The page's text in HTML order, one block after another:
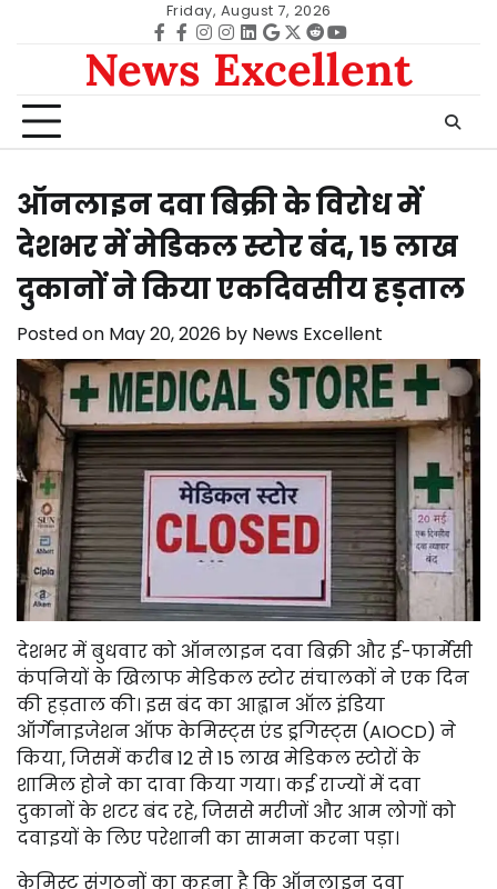
Friday, August 7, 2026
Facebook
facebook
Instagram
instagram
Linkedin
google
Twitter
redditYoutube
News Excellent
ऑनलाइन दवा बिक्री के विरोध में
देशभर में मेडिकल स्टोर बंद, 15 लाख
दुकानों ने किया एकदिवसीय हड़ताल
Posted on May 20, 2026 by News Excellent
देशभर में बुधवार को ऑनलाइन दवा बिक्री और ई-फार्मेसी
कंपनियों के खिलाफ मेडिकल स्टोर संचालकों ने एक दिन
की हड़ताल की। इस बंद का आह्वान ऑल इंडिया
ऑर्गेनाइजेशन ऑफ केमिस्ट्स एंड ड्रगिस्ट्स (AIOCD) ने
किया, जिसमें करीब 12 से 15 लाख मेडिकल स्टोरों के
शामिल होने का दावा किया गया। कई राज्यों में दवा
दुकानों के शटर बंद रहे, जिससे मरीजों और आम लोगों को
दवाइयों के लिए परेशानी का सामना करना पड़ा।
केमिस्ट संगठनों का कहना है कि ऑनलाइन दवा